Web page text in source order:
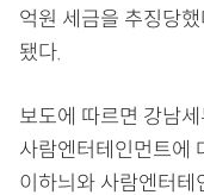
억원 세금을 추징당
됐다.
보도에 따르면 강남
사람엔터테인먼트에
이하늬와 사람엔터테